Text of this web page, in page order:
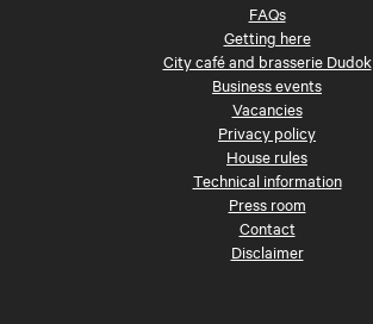
FAQs
Getting here
City café and brasserie Dudok
Business events
Vacancies
Privacy policy
House rules
Technical information
Press room
Contact
Disclaimer